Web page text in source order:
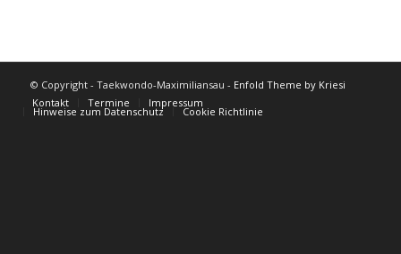
© Copyright - Taekwondo-Maximiliansau - Enfold Theme by Kriesi
Kontakt
Termine Impressum
Hinweise zum Datenschutz Cookie Richtlinie